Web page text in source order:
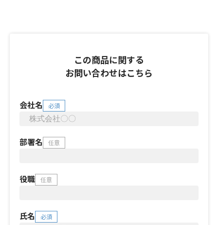
この商品に関する
お問い合わせはこちら
会社名 必須
部署名 任意
役職 任意
氏名 必須